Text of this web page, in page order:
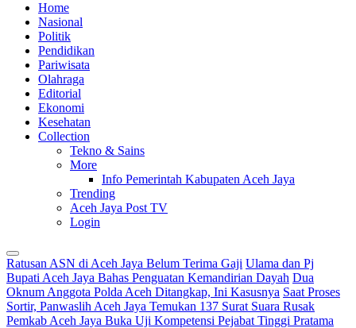
Home
Nasional
Politik
Pendidikan
Pariwisata
Olahraga
Editorial
Ekonomi
Kesehatan
Collection
Tekno & Sains
More
Info Pemerintah Kabupaten Aceh Jaya
Trending
Aceh Jaya Post TV
Login
Ratusan ASN di Aceh Jaya Belum Terima Gaji Ulama dan Pj
Bupati Aceh Jaya Bahas Penguatan Kemandirian Dayah Dua
Oknum Anggota Polda Aceh Ditangkap, Ini Kasusnya Saat Proses
Sortir, Panwaslih Aceh Jaya Temukan 137 Surat Suara Rusak
Pemkab Aceh Jaya Buka Uji Kompetensi Pejabat Tinggi Pratama